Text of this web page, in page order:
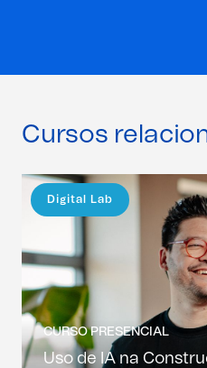
Cursos
CURSO PRESENCIAL
Uso de IA na
Digital Lab